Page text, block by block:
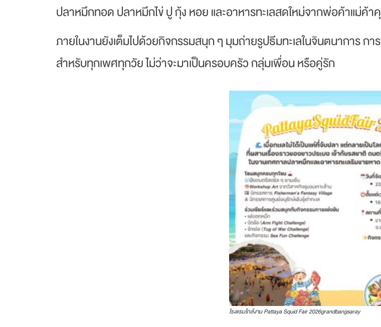
ปลาหมึกทอด ปลาหมึกไข่ ปู กุ้ง หอย และอาหารทะเลสดใหม่จากพ่อค้าแม่
ภายในงานยังเต็มไปด้วยกิจกรรมสนุก ๆ มุมถ่ายรูปธีมทะเลในจินตนาการ ก
สำหรับทุกเพศทุกวัย ไม่ว่าจะมาเป็นครอบครัว กลุ่มเพื่อน หรือคู่รัก
โรงแรมใกล้งาน Pattaya Squid Fair 2026grandbangsaray